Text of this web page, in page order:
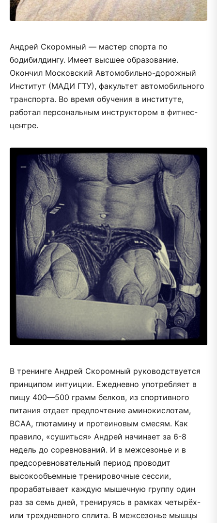
Андрей Скоромный — мастер спорта по
бодибилдингу. Имеет высшее образование.
Окончил Московский Автомобильно-дорожный
Институт (МАДИ ГТУ), факультет автомобильного
транспорта. Во время обучения в институте,
работал персональным инструктором в фитнес-
центре.
В тренинге Андрей Скоромный руководствуется
принципом интуиции. Ежедневно употребляет в
пищу 400—500 грамм белков, из спортивного
питания отдает предпочтение аминокислотам,
ВСАА, глютамину и протеиновым смесям. Как
правило, «сушиться» Андрей начинает за 6-8
недель до соревнований. И в межсезонье и в
предсоревновательный период проводит
высокообъемные тренировочные сессии,
прорабатывает каждую мышечную группу один
раз за семь дней, тренируясь в рамках четырёх-
или трехдневного сплита. В межсезонье мышцы